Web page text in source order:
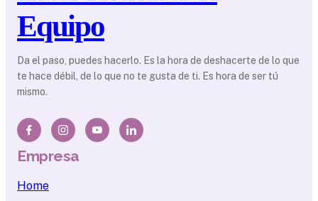
Equipo
Da el paso, puedes hacerlo. Es la hora de deshacerte de lo que
te hace débil, de lo que no te gusta de ti. Es hora de ser tú
mismo.
Empresa
Home